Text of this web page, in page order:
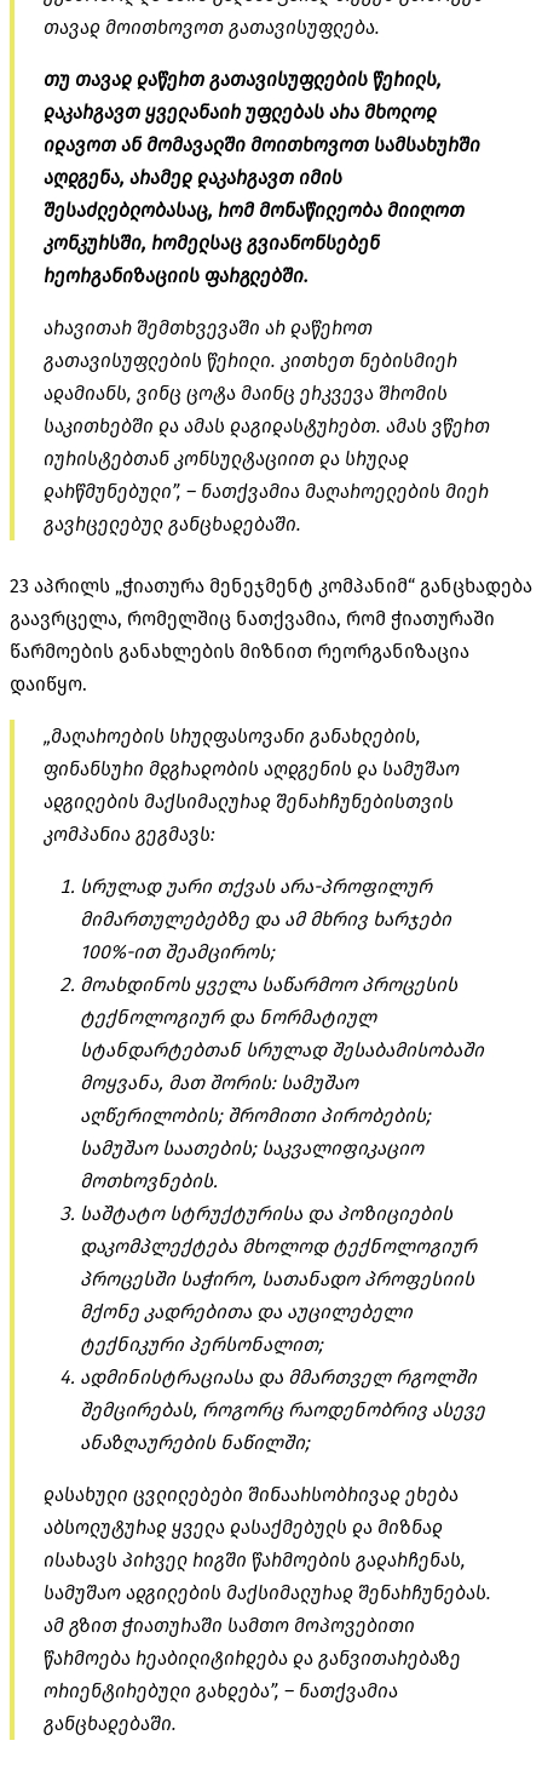
თავად მოითხოვოთ გათავისუფლება.
თუ თავად დაწერთ გათავისუფლების წერილს,
დაკარგავთ ყველანაირ უფლებას არა მხოლოდ
იდავოთ ან მომავალში მოითხოვოთ სამსახურში
აღდგენა, არამედ დაკარგავთ იმის
შესაძლებლობასაც, რომ მონაწილეობა მიიღოთ
კონკურსში, რომელსაც გვიანონსებენ
რეორგანიზაციის ფარგლებში.
არავითარ შემთხვევაში არ დაწეროთ
გათავისუფლების წერილი. კითხეთ ნებისმიერ
ადამიანს, ვინც ცოტა მაინც ერკვევა შრომის
საკითხებში და ამას დაგიდასტურებთ. ამას ვწერთ
იურისტებთან კონსულტაციით და სრულად
დარწმუნებული”, – ნათქვამია მაღაროელების მიერ
გავრცელებულ განცხადებაში.
23 აპრილს „ჭიათურა მენეჯმენტ კომპანიმ“ განცხადება
გაავრცელა, რომელშიც ნათქვამია, რომ ჭიათურაში
წარმოების განახლების მიზნით რეორგანიზაცია
დაიწყო.
„მაღაროების სრულფასოვანი განახლების,
ფინანსური მდგრადობის აღდგენის და სამუშაო
ადგილების მაქსიმალურად შენარჩუნებისთვის
კომპანია გეგმავს:
სრულად უარი თქვას არა-პროფილურ
მიმართულებებზე და ამ მხრივ ხარჯები
100%-ით შეამციროს;
მოახდინოს ყველა საწარმოო პროცესის
ტექნოლოგიურ და ნორმატიულ
სტანდარტებთან სრულად შესაბამისობაში
მოყვანა, მათ შორის: სამუშაო
აღწერილობის; შრომითი პირობების;
სამუშაო საათების; საკვალიფიკაციო
მოთხოვნების.
საშტატო სტრუქტურისა და პოზიციების
დაკომპლექტება მხოლოდ ტექნოლოგიურ
პროცესში საჭირო, სათანადო პროფესიის
მქონე კადრებითა და აუცილებელი
ტექნიკური პერსონალით;
ადმინისტრაციასა და მმართველ რგოლში
შემცირებას, როგორც რაოდენობრივ ასევე
ანაზღაურების ნაწილში;
დასახული ცვლილებები შინაარსობრივად ეხება
აბსოლუტურად ყველა დასაქმებულს და მიზნად
ისახავს პირველ რიგში წარმოების გადარჩენას,
სამუშაო ადგილების მაქსიმალურად შენარჩუნებას.
ამ გზით ჭიათურაში სამთო მოპოვებითი
წარმოება რეაბილიტირდება და განვითარებაზე
ორიენტირებული გახდება”, – ნათქვამია
განცხადებაში.